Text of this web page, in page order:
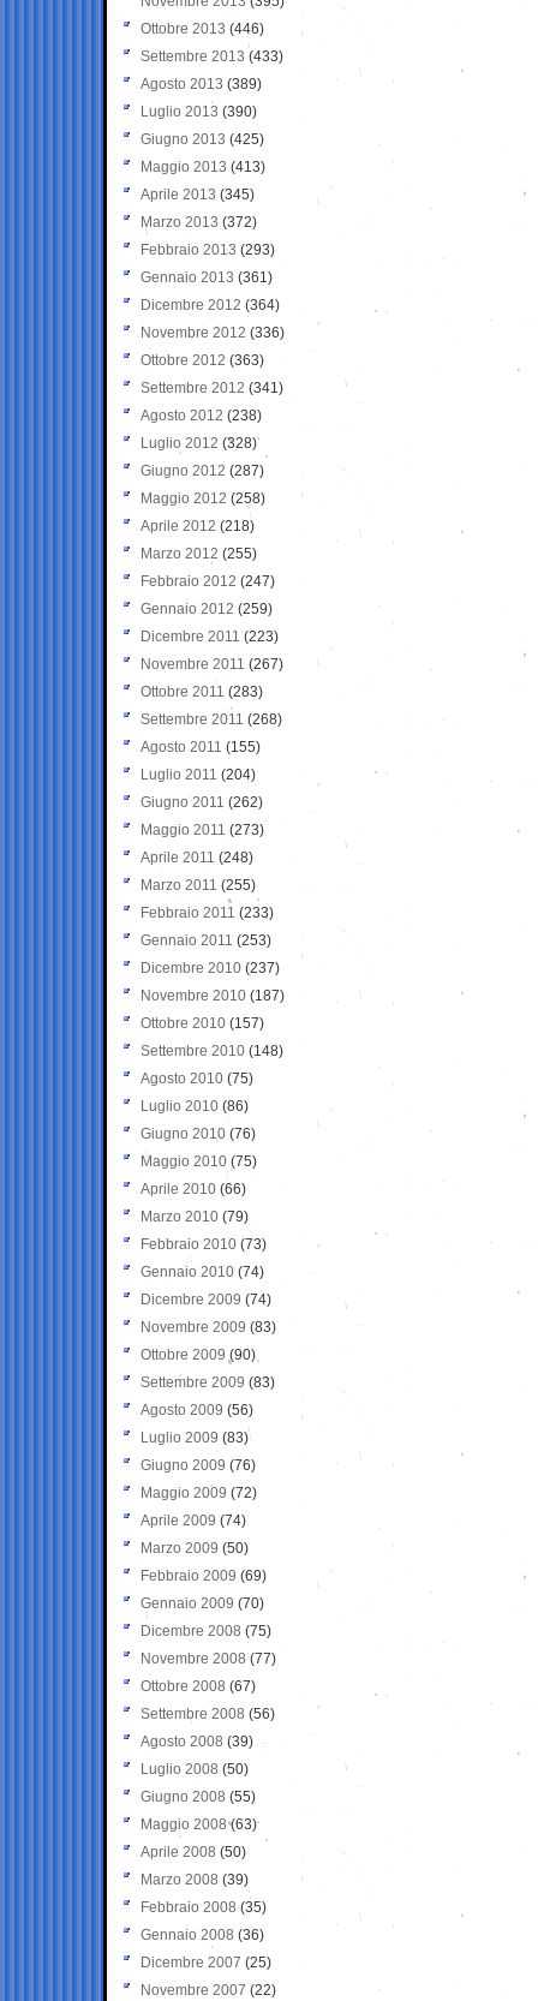
Ottobre 2013 (446)
Settembre 2013 (433)
Agosto 2013 (389)
Luglio 2013 (390)
Giugno 2013 (425)
Maggio 2013 (413)
Aprile 2013 (345)
Marzo 2013 (372)
Febbraio 2013 (293)
Gennaio 2013 (361)
Dicembre 2012 (364)
Novembre 2012 (336)
Ottobre 2012 (363)
Settembre 2012 (341)
Agosto 2012 (238)
Luglio 2012 (328)
Giugno 2012 (287)
Maggio 2012 (258)
Aprile 2012 (218)
Marzo 2012 (255)
Febbraio 2012 (247)
Gennaio 2012 (259)
Dicembre 2011 (223)
Novembre 2011 (267)
Ottobre 2011 (283)
Settembre 2011 (268)
Agosto 2011 (155)
Luglio 2011 (204)
Giugno 2011 (262)
Maggio 2011 (273)
Aprile 2011 (248)
Marzo 2011 (255)
Febbraio 2011 (233)
Gennaio 2011 (253)
Dicembre 2010 (237)
Novembre 2010 (187)
Ottobre 2010 (157)
Settembre 2010 (148)
Agosto 2010 (75)
Luglio 2010 (86)
Giugno 2010 (76)
Maggio 2010 (75)
Aprile 2010 (66)
Marzo 2010 (79)
Febbraio 2010 (73)
Gennaio 2010 (74)
Dicembre 2009 (74)
Novembre 2009 (83)
Ottobre 2009 (90)
Settembre 2009 (83)
Agosto 2009 (56)
Luglio 2009 (83)
Giugno 2009 (76)
Maggio 2009 (72)
Aprile 2009 (74)
Marzo 2009 (50)
Febbraio 2009 (69)
Gennaio 2009 (70)
Dicembre 2008 (75)
Novembre 2008 (77)
Ottobre 2008 (67)
Settembre 2008 (56)
Agosto 2008 (39)
Luglio 2008 (50)
Giugno 2008 (55)
Maggio 2008(63)
Aprile 2008 (50)
Marzo 2008 (39)
Febbraio 2008 (35)
Gennaio 2008 (36)
Dicembre 2007 (25)
Novembre 2007 (22)